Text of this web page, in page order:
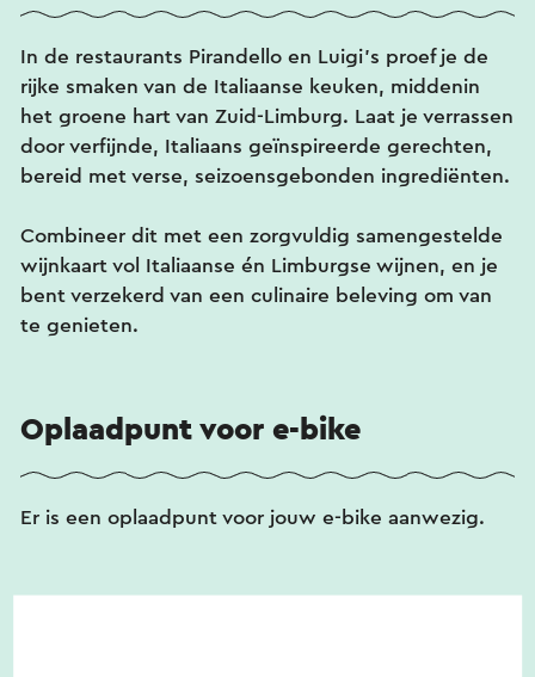
In de restaurants Pirandello en Luigi’s proef je de
rijke smaken van de Italiaanse keuken, middenin
het groene hart van Zuid-Limburg. Laat je verrassen
door verfijnde, Italiaans geïnspireerde gerechten,
bereid met verse, seizoensgebonden ingrediënten.
Combineer dit met een zorgvuldig samengestelde
wijnkaart vol Italiaanse én Limburgse wijnen, en je
bent verzekerd van een culinaire beleving om van
te genieten.
Oplaadpunt voor e-bike
Er is een oplaadpunt voor jouw e-bike aanwezig.